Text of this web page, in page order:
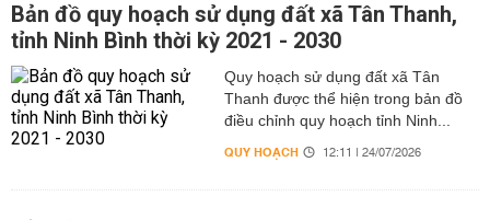
Bản đồ quy hoạch sử dụng đất xã Tân Thanh,
tỉnh Ninh Bình thời kỳ 2021 - 2030
Quy hoạch sử dụng đất xã Tân
Thanh được thể hiện trong bản đồ
điều chỉnh quy hoạch tỉnh Ninh...
QUY HOẠCH 12:11 | 24/07/2026